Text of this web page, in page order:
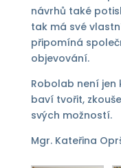
návrhů také
tak má své
připomíná
objevování.
Robolab není
baví tvořit,
svých možností.
Mgr. Kateřina